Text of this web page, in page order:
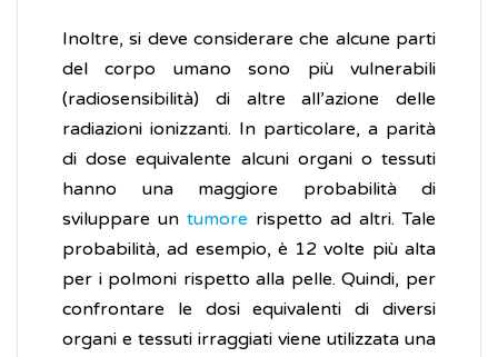
Inoltre, si deve considerare che alcune parti
del corpo umano sono più vulnerabili
(radiosensibilità) di altre all’azione delle
radiazioni ionizzanti. In particolare, a parità
di dose equivalente alcuni organi o tessuti
hanno una maggiore probabilità di
sviluppare un tumore rispetto ad altri. Tale
probabilità, ad esempio, è 12 volte più alta
per i polmoni rispetto alla pelle. Quindi, per
confrontare le dosi equivalenti di diversi
organi e tessuti irraggiati viene utilizzata una